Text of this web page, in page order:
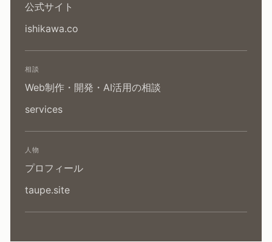
公式サイト
ishikawa.co
相談
Web制作・開発・AI活用の相談
services
人物
プロフィール
taupe.site